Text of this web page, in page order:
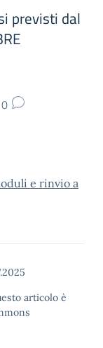
previsti dal
0
e rinvio a
articolo è